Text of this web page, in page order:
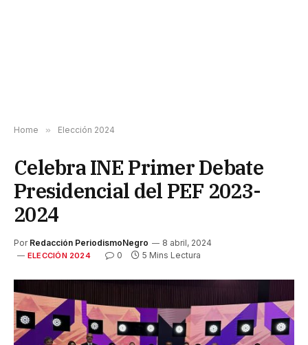
Home » Elección 2024
Celebra INE Primer Debate
Presidencial del PEF 2023-
2024
Por Redacción PeriodismoNegro 8 abril, 2024
ELECCIÓN 2024 0 5 Mins Lectura